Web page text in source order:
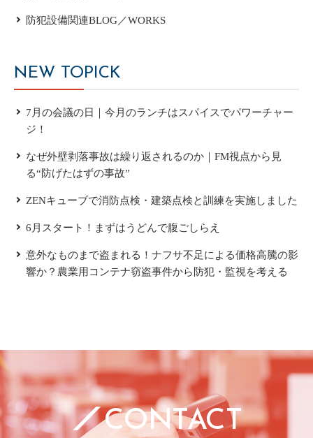
防犯設備関連BLOG／WORKS
NEW TOPICK
7月の会議の日｜今月のランチはスパイスでパワーチャー
ジ！
なぜ外壁剥落事故は繰り返されるのか｜FM視点から見
る“防げたはずの事故”
ZENキューブで消防点検・建築点検と訓練を実施しました
6月スタート！まずはうどんで腹ごしらえ
意外なものまで盗まれる！ナフサ不足による価格高騰の影
響か？農業用コンテナ窃盗事件から防犯・監視を考える
CONTACT